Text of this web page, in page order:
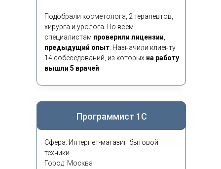
Подобрали косметолога, 2 терапевтов,
хирурга и уролога. По всем
специалистам проверили лицензии
предыдущий опыт Назначили клиенту
14 собеседований, из которых на работу
вышли 5 врачей
Программист 1С
Сфера: Интернет-магазин бытовой
техники
Город: Москва